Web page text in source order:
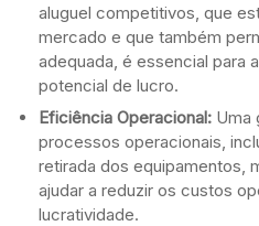
aluguel competitivos, que
mercado e que também
adequada, é essencial para
potencial de lucro.
Eficiência Operacional: Uma
processos operacionais,
retirada dos equipamentos,
ajudar a reduzir os custos
lucratividade.